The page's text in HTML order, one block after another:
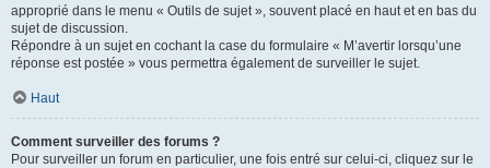
approprié dans le menu « Outils de sujet », souvent placé en haut et en bas du
sujet de discussion.
Répondre à un sujet en cochant la case du formulaire « M’avertir lorsqu’une
réponse est postée » vous permettra également de surveiller le sujet.
Haut
Comment surveiller des forums ?
Pour surveiller un forum en particulier, une fois entré sur celui-ci, cliquez sur le